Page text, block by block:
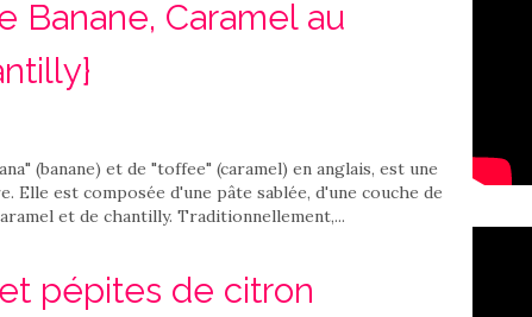
Banane, Caramel au
(banane) et de "toffee" (caramel) en anglais, est une
Elle est composée d'une pâte sablée, d'une couche de
et de chantilly. Traditionnellement,...
pépites de citron